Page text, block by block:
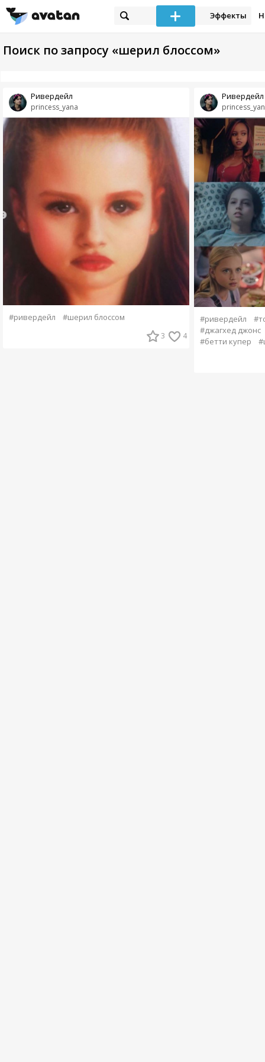
Эффекты
Поиск по запросу «шерил блоссом»
princess_yana
Ривердейл
#ривердейл #шерил блоссом
3 4
Ривердейл
#ривердейл
#джагхед джонс
#бетти купер